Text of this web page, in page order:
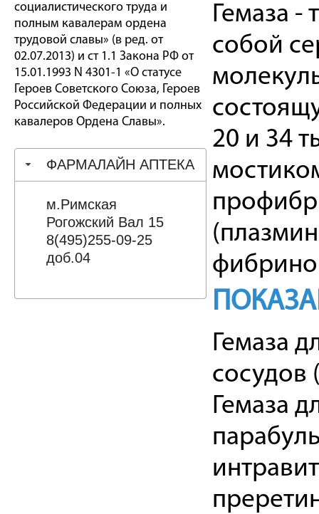
социалистического труда и
полным кавалерам ордена
трудовой славы» (в ред. от
02.07.2013) и ст 1.1 Закона РФ от
15.01.1993 N 4301-1 «О статусе
Героев Советского Союза, Героев
Российской Федерации и полных
кавалеров Ордена Славы».
ФАРМАЛАЙН АПТЕКА
м.Римская
Рогожский Вал 15
8(495)255-09-25
доб.04
Гемаза -
собой
20 и 34
Гемаза
сосудов
Гемаза